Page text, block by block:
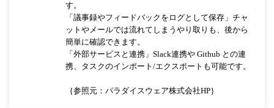
す。
「議事録やフィードバックをログとして保存」チャ
ットやメールでは流れてしまうやり取りも、後から
簡単に確認できます。
「外部サービスと連携」Slack連携や Github との連
携、タスクのインポート/エクスポートも可能です。
｛参照元：パラダイスウェア株式会社HP｝